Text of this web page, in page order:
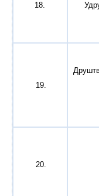
18.
19.
20.